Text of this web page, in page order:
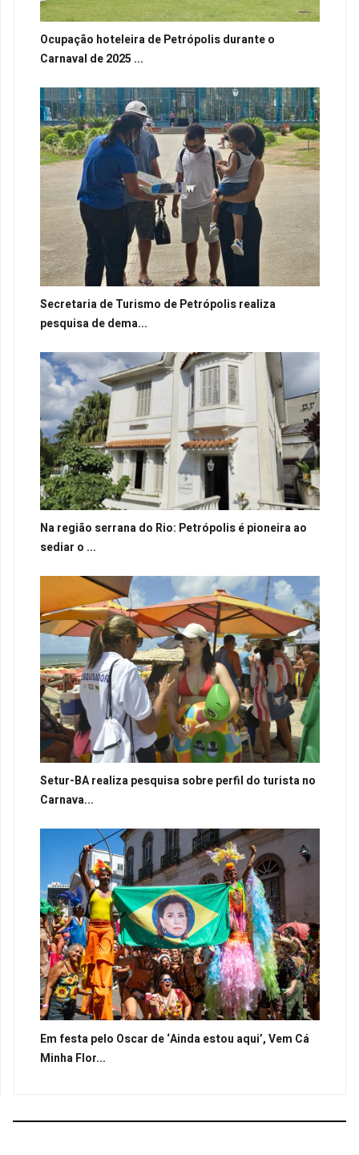
Ocupação hoteleira de Petrópolis durante o
Carnaval de 2025 ...
Secretaria de Turismo de Petrópolis realiza
pesquisa de dema...
Na região serrana do Rio: Petrópolis é pioneira ao
sediar o ...
Setur-BA realiza pesquisa sobre perfil do turista no
Carnava...
Em festa pelo Oscar de ‘Ainda estou aqui’, Vem Cá
Minha Flor...